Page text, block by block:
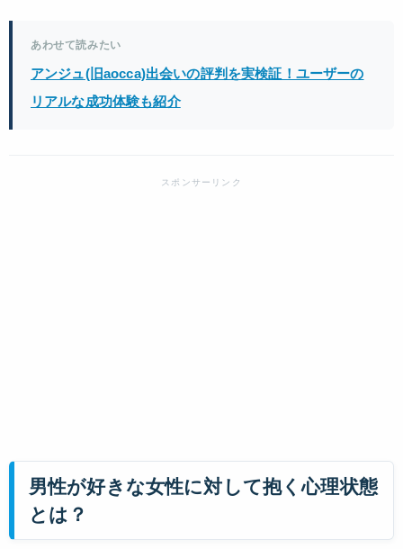
あわせて読みたい
アンジュ(旧aocca)出会いの評判を実検証！ユーザーの
リアルな成功体験も紹介
男性が好きな女性に対して抱く心理状態
とは？